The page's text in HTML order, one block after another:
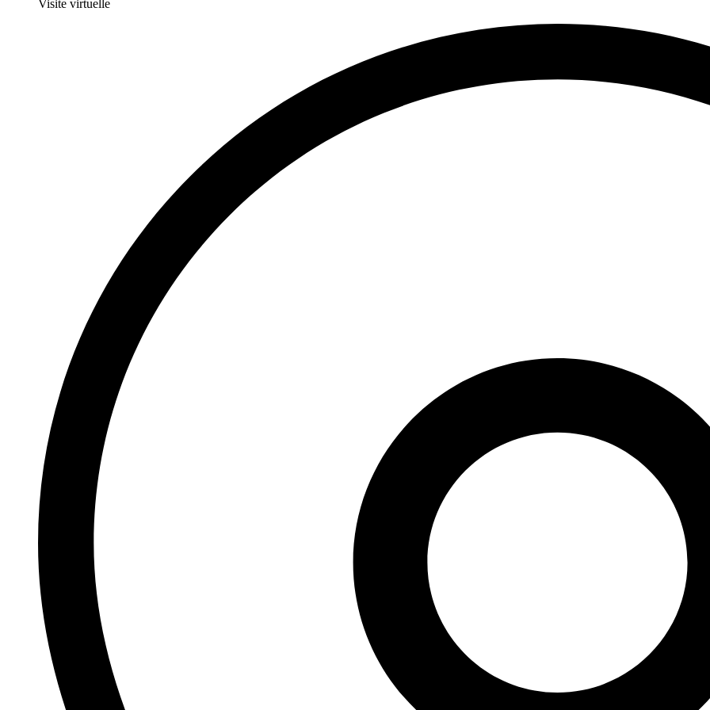
Visite virtuelle